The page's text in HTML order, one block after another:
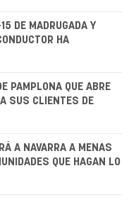
DE MADRUGADA Y
HA
PAMPLONA QUE ABRE
SUS CLIENTES DE
A NAVARRA A MENAS
QUE HAGAN LO